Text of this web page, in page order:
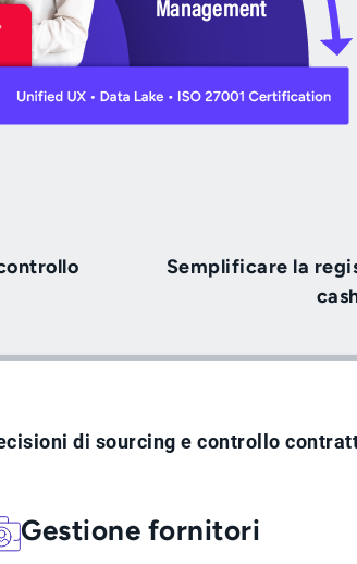
Semplificare la
di sourcing e controllo
Gestione fornitori